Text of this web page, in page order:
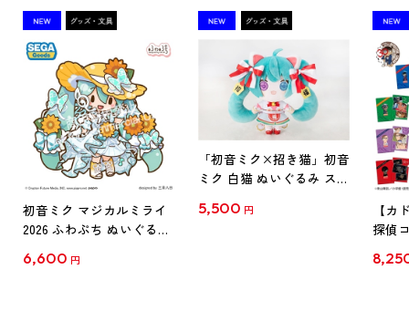
初音ミク マジカルミライ
2026 ふわぷち ぬいぐるみ
6,600 円
「初音ミク×招き猫」初音
ミク 白猫 ぬいぐるみ スタ
5,500 円
【カ
探偵
クリ